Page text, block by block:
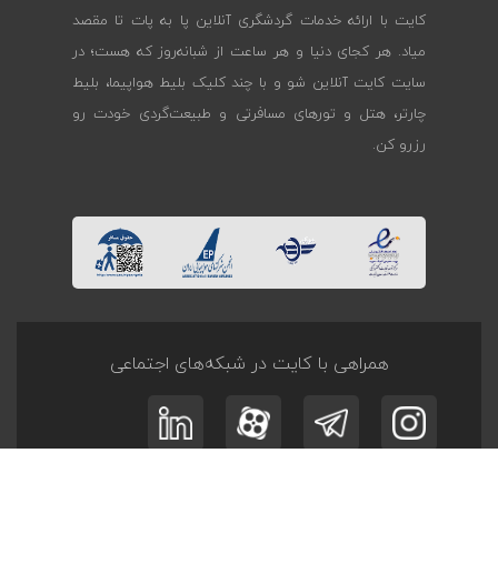
کایت با ارائه خدمات گردشگری آنلاین پا به پات تا مقصد
میاد. هر کجای دنیا و هر ساعت از شبانه‌روز که هست؛ در
سایت کایت آنلاین شو و با چند کلیک بلیط هواپیما، بلیط
چارتر، هتل و تورهای مسافرتی و طبیعت‌گردی خودت رو
رزرو کن.
همراهی با کایت در شبکه‌های اجتماعی